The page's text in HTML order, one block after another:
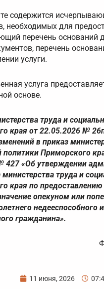
содержится
необходимых для
перечень оснований
перечень
услуги.
услуга
основе.
труда и
края от 22.05.2026 №
в приказ
политики Приморского
427 «Об утверждении
министерства труда и
края по предоставлению
опекуном или
недееспособного
гражданина».
11 июня, 2026